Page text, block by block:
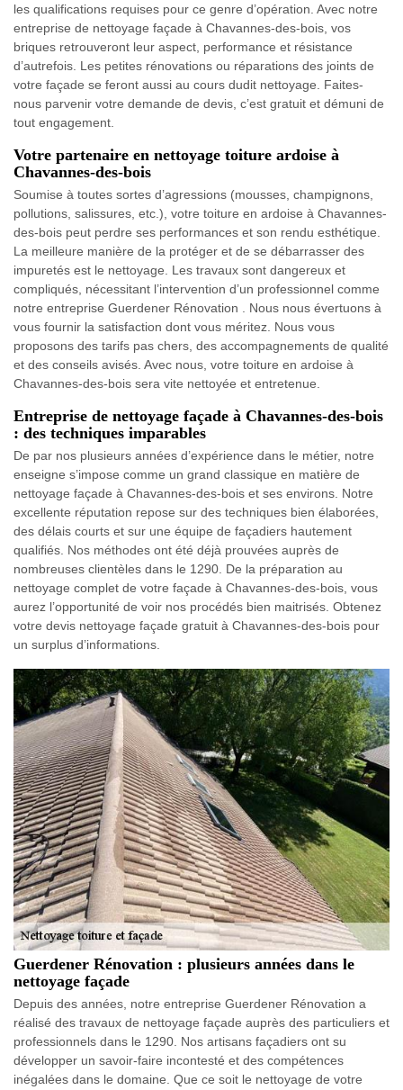
les qualifications requises pour ce genre d’opération. Avec notre
entreprise de nettoyage façade à Chavannes-des-bois, vos
briques retrouveront leur aspect, performance et résistance
d’autrefois. Les petites rénovations ou réparations des joints de
votre façade se feront aussi au cours dudit nettoyage. Faites-
nous parvenir votre demande de devis, c’est gratuit et démuni de
tout engagement.
Votre partenaire en nettoyage toiture ardoise à
Chavannes-des-bois
Soumise à toutes sortes d’agressions (mousses, champignons,
pollutions, salissures, etc.), votre toiture en ardoise à Chavannes-
des-bois peut perdre ses performances et son rendu esthétique.
La meilleure manière de la protéger et de se débarrasser des
impuretés est le nettoyage. Les travaux sont dangereux et
compliqués, nécessitant l’intervention d’un professionnel comme
notre entreprise Guerdener Rénovation . Nous nous évertuons à
vous fournir la satisfaction dont vous méritez. Nous vous
proposons des tarifs pas chers, des accompagnements de qualité
et des conseils avisés. Avec nous, votre toiture en ardoise à
Chavannes-des-bois sera vite nettoyée et entretenue.
Entreprise de nettoyage façade à Chavannes-des-bois
: des techniques imparables
De par nos plusieurs années d’expérience dans le métier, notre
enseigne s’impose comme un grand classique en matière de
nettoyage façade à Chavannes-des-bois et ses environs. Notre
excellente réputation repose sur des techniques bien élaborées,
des délais courts et sur une équipe de façadiers hautement
qualifiés. Nos méthodes ont été déjà prouvées auprès de
nombreuses clientèles dans le 1290. De la préparation au
nettoyage complet de votre façade à Chavannes-des-bois, vous
aurez l’opportunité de voir nos procédés bien maitrisés. Obtenez
votre devis nettoyage façade gratuit à Chavannes-des-bois pour
un surplus d’informations.
Guerdener Rénovation : plusieurs années dans le
nettoyage façade
Depuis des années, notre entreprise Guerdener Rénovation a
réalisé des travaux de nettoyage façade auprès des particuliers et
professionnels dans le 1290. Nos artisans façadiers ont su
développer un savoir-faire incontesté et des compétences
inégalées dans le domaine. Que ce soit le nettoyage de votre